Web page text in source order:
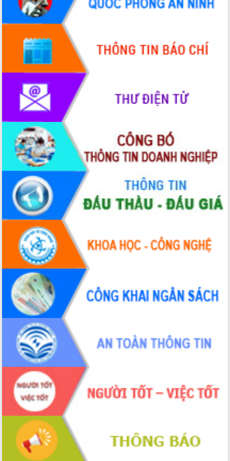
UBND tỉnh họp báo định kỳ tháng 4
năm 2026
Hội thảo khoa học “Giải pháp thúc đẩy
phát triển nền kinh tế xanh tại tỉnh
Đắk Lắk”
Tăng cường giám sát, đôn đốc thực
hiện nhiệm vụ quản lý tài sản công
hàng tuần
Tháo gỡ những vướng mắc, đẩy mạnh
công tác cải cách thủ tục hành chính
tại Trung tâm Phục vụ hành chính
công tỉnh
Đắk Lắk: Tôn vinh 46 giải pháp tại Hội
thi Sáng tạo Kỹ thuật 2024 - 2025
Đắk Lắk rà soát, điều chỉnh Đề án 190
về phát triển nuôi trồng thủy sản
Phó Chủ tịch UBND tỉnh Đắk Lắk
Trương Công Thái kiểm tra thực địa
Dự án cao tốc Khánh Hòa - Buôn Ma
Thuột
Định vị cà phê Việt Nam như một “di
sản sống” trong dòng chảy toàn cầu
Xây dựng nông thôn mới: Nâng cao đời
sống người dân từ những mô hình thiết
thực
Quyết liệt tháo gỡ vướng mắc, đẩy
nhanh tiến độ các dự án trọng điểm
trong Khu kinh tế Nam Phú Yên
Hòn Yến phát triển du lịch gắn với bảo
tồn biển
Lấy ý kiến điều chỉnh Quy hoạch tỉnh
Đắk Lắk thời kỳ 2021-2030, tầm nhìn
đến năm 2050
Phát động chiến dịch 30 ngày đêm
giải phóng mặt bằng Tuyến đường bộ
ven biển
Đắk Lắk nỗ lực thúc đẩy tăng trưởng
kinh tế từ 10% trở lên trong Quý
II/2026
Đắk Lắk ký kết thỏa thuận hợp tác về
chuyển đổi số giai đoạn 2026 – 2030